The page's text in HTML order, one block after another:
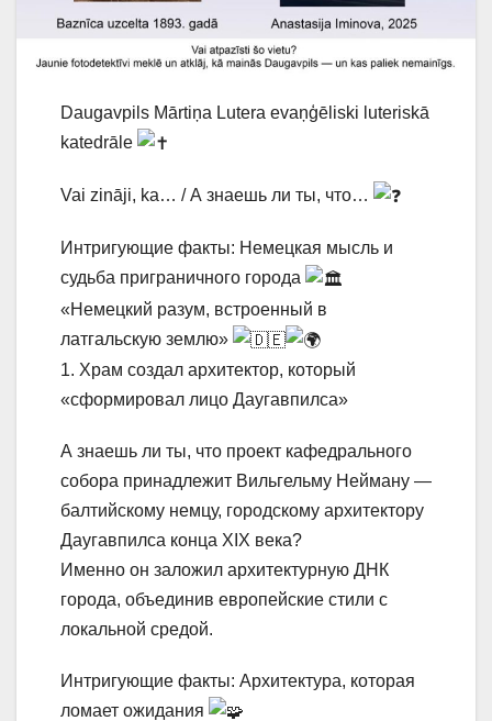
Daugavpils Mārtiņa Lutera evaņģēliski luteriskā
katedrāle
Vai zināji, ka… / А знаешь ли ты, что…
Интригующие факты: Немецкая мысль и
судьба приграничного города
«Немецкий разум, встроенный в
латгальскую землю»
1. Храм создал архитектор, который
«сформировал лицо Даугавпилса»
А знаешь ли ты, что проект кафедрального
собора принадлежит Вильгельму Нейману —
балтийскому немцу, городскому архитектору
Даугавпилса конца XIX века?
Именно он заложил архитектурную ДНК
города, объединив европейские стили с
локальной средой.
Интригующие факты: Архитектура, которая
ломает ожидания